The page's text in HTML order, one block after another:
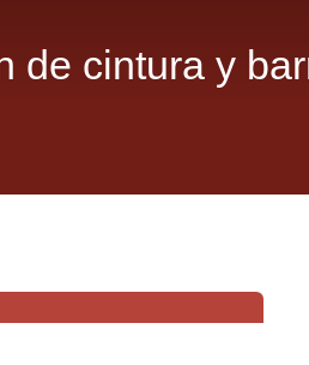
de cintura y